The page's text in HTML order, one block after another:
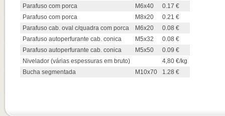
Parafuso com porca
M6x40
0.17 €
Parafuso com porca
M8x20
0.21 €
Parafuso cab. oval c/quadra com porca
M6x20
0.08 €
Parafuso autoperfurante cab. conica
M5x32
0.08 €
Parafuso autoperfurante cab. conica
M5x50
0.09 €
Nivelador (várias espessuras em bruto)
4,80 €/kg
Bucha segmentada
M10x70 1.28 €